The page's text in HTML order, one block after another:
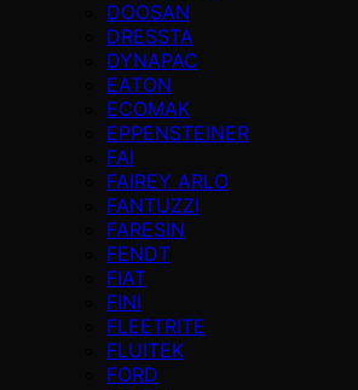
DOOSAN
DRESSTA
DYNAPAC
EATON
ECOMAK
EPPENSTEINER
FAI
FAIREY ARLO
FANTUZZI
FARESIN
FENDT
FIAT
FINI
FLEETRITE
FLUITEK
FORD